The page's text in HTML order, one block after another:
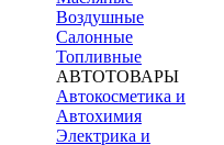
Воздушные
Салонные
Топливные
АВТОТОВАРЫ
Автокосметика и
Автохимия
Электрика и